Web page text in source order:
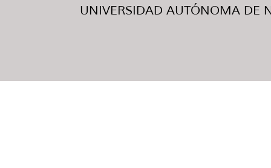
UNIVERSIDAD AUTÓNOMA DE